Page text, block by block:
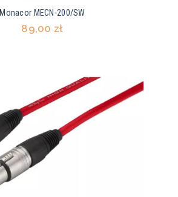
Monacor MECN-200/SW
89,00 zł